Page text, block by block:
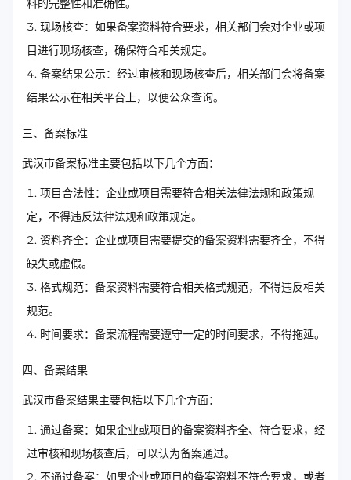
料的完整性和准确性。
现场核查：如果备案资料符合要求，相关部门会对企业或项
目进行现场核查，确保符合相关规定。
备案结果公示：经过审核和现场核查后，相关部门会将备案
结果公示在相关平台上，以便公众查询。
三、备案标准
武汉市备案标准主要包括以下几个方面：
项目合法性：企业或项目需要符合相关法律法规和政策规
定，不得违反法律法规和政策规定。
资料齐全：企业或项目需要提交的备案资料需要齐全，不得
缺失或虚假。
格式规范：备案资料需要符合相关格式规范，不得违反相关
规范。
时间要求：备案流程需要遵守一定的时间要求，不得拖延。
四、备案结果
武汉市备案结果主要包括以下几个方面：
通过备案：如果企业或项目的备案资料齐全、符合要求，经
过审核和现场核查后，可以认为备案通过。
不通过备案：如果企业或项目的备案资料不符合要求，或者